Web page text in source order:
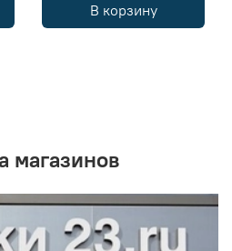
В корзину
магазинов